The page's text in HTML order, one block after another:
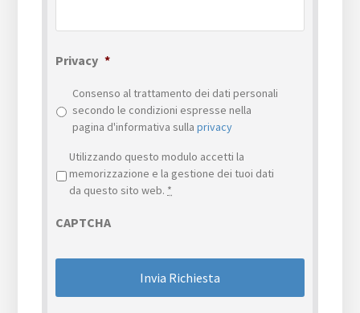
Privacy *
Consenso al trattamento dei dati personali
secondo le condizioni espresse nella
pagina d'informativa sullaprivacy
Privacy *
Utilizzando questo modulo accetti la
memorizzazione e la gestione dei tuoi dati
da questo sito web. *
CAPTCHA